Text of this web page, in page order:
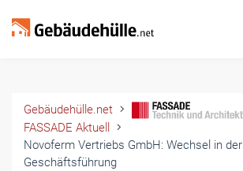
Gebäudehülle.net
FASSADE Aktuell
Novoferm Vertriebs GmbH: Wechsel in der
Geschäftsführung